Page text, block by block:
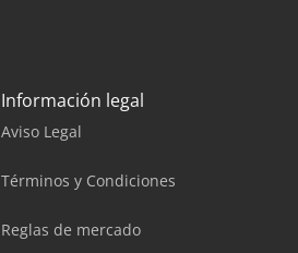
Información legal
Aviso Legal
Términos y Condiciones
Reglas de mercado